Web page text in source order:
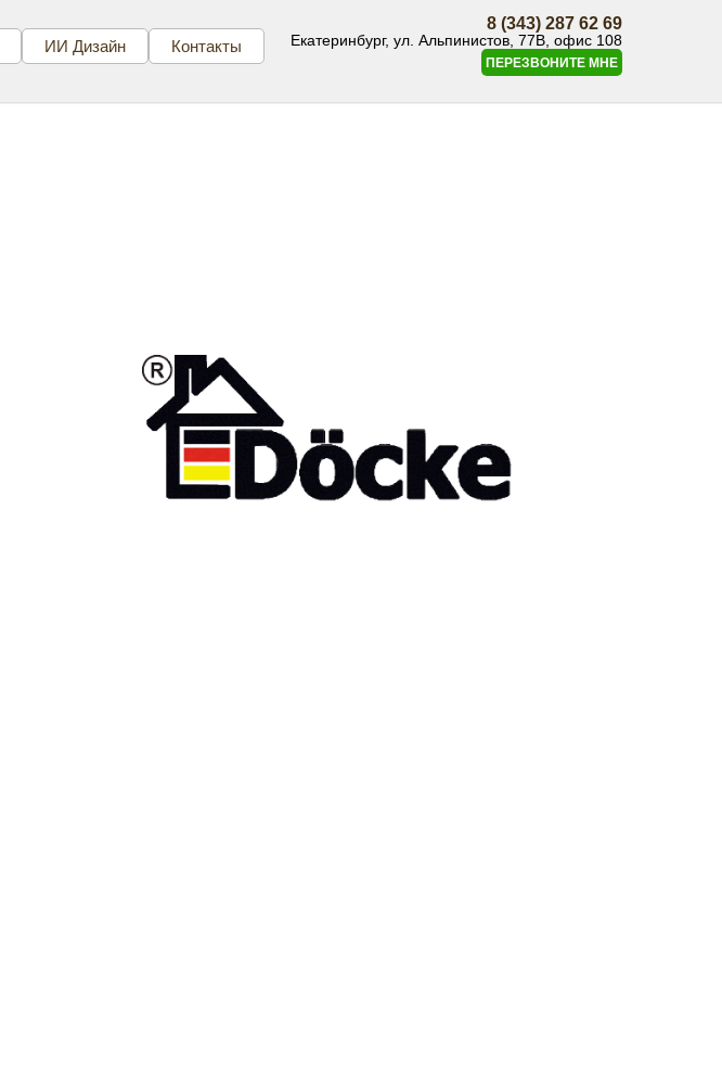
ИИ Дизайн Контакты
8 (343) 287 62 69
Екатеринбург, ул. Альпинистов, 77В, офис 108
ПЕРЕЗВОНИТЕ МНЕ